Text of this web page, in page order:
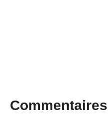
Commentaires